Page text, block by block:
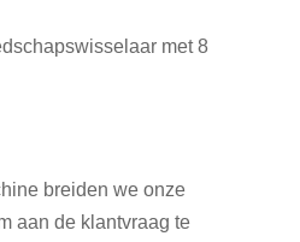
met 8
breiden we onze
aan de klantvraag te